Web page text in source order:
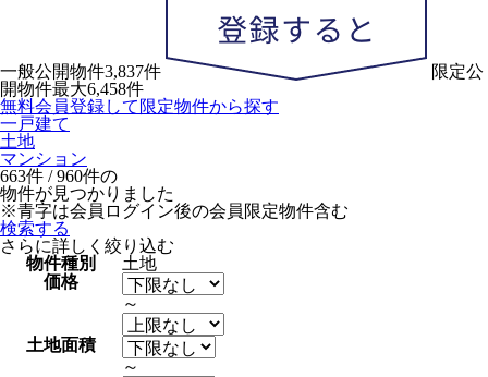
一般公開物件3,837件
限定公
開物件最大6,458件
無料会員登録して限定物件から探す
一戸建て
土地
マンション
663件 /960件の
物件が見つかりました
※青字は会員ログイン後の会員限定物件含む
検索する
さらに詳しく絞り込む
物件種別
土地
価格
～
土地面積
～